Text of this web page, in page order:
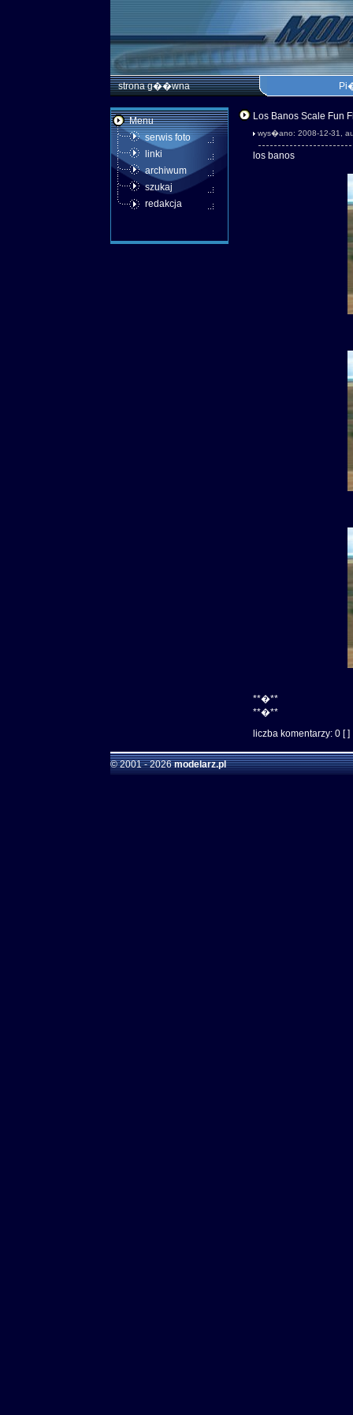
strona g��wna
Menu
serwis foto
linki
archiwum
szukaj
redakcja
Los Banos Scale Fun
wys�ano: 2008-12-31,
los banos
**�**
**�**
liczba komentarzy: 0 [ ]
© 2001 - 2026modelarz.pl